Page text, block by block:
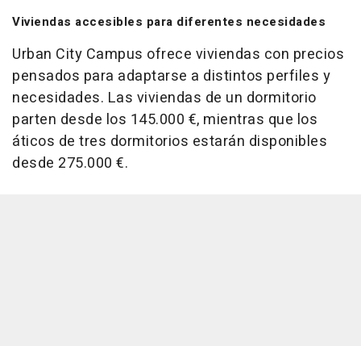
Viviendas accesibles para diferentes necesidades
Urban City Campus ofrece viviendas con precios
pensados para adaptarse a distintos perfiles y
necesidades. Las viviendas de un dormitorio
parten desde los 145.000 €, mientras que los
áticos de tres dormitorios estarán disponibles
desde 275.000 €.